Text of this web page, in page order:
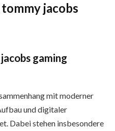
jacobs
gaming
mit moderner
und digitaler
Dabei stehen insbesondere